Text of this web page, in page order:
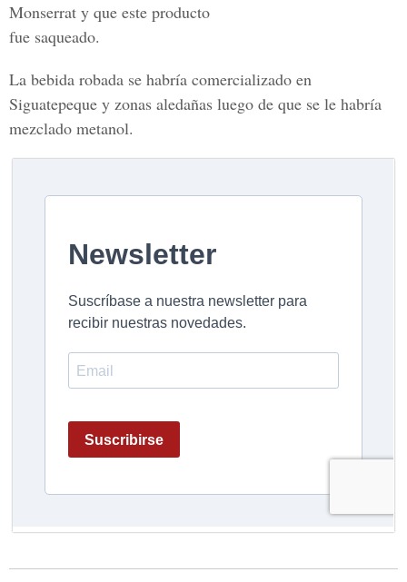
Monserrat y que este producto
fue saqueado.
La bebida robada se habría comercializado en
Siguatepeque y zonas aledañas luego de que se le habría
mezclado metanol.